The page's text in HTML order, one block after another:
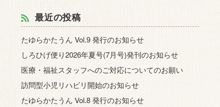
最近の投稿
たゆらかたうん Vol.9 発行のお知らせ
しろひげ便り2026年夏号(7月号)発刊のお知らせ
医療・福祉スタッフへのご対応についてのお願い
訪問型小児リハビリ開始のお知らせ
たゆらかたうん Vol.8 発行のお知らせ